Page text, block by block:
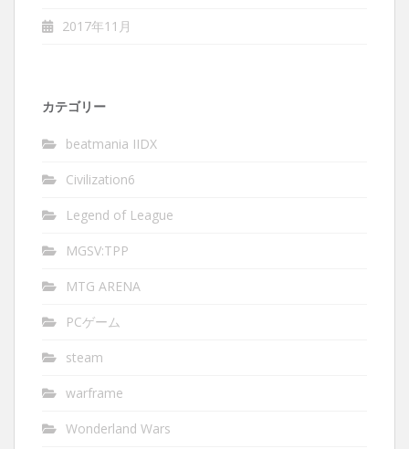
2017年11月
カテゴリー
beatmania IIDX
Civilization6
Legend of League
MGSV:TPP
MTG ARENA
PCゲーム
steam
warframe
Wonderland Wars